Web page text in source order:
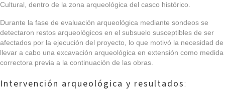
Cultural, dentro de la zona arqueológica del casco histórico.
Durante la fase de evaluación arqueológica mediante sondeos se
detectaron restos arqueológicos en el subsuelo susceptibles de ser
afectados por la ejecución del proyecto, lo que motivó la necesidad de
llevar a cabo una excavación arqueológica en extensión como medida
correctora previa a la continuación de las obras.
Intervención arqueológica y resultados: